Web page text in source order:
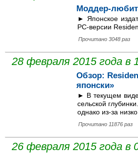
Моддер-
► Японское
PC-версии
Прочитано 3048 раз
28 февраля 2015 года в
Обзор:
японски»
► В текущем
сельской
однако из-за
Прочитано 11876 раз
26 февраля 2015 года в